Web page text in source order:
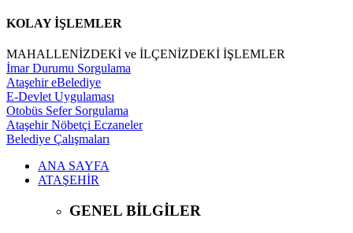
KOLAY İŞLEMLER
MAHALLENİZDEKİ ve İLÇENİZDEKİ İŞLEMLER
İmar Durumu Sorgulama
Ataşehir eBelediye
E-Devlet Uygulaması
Otobüs Sefer Sorgulama
Ataşehir Nöbetçi Eczaneler
Belediye Çalışmaları
ANA SAYFA
ATAŞEHİR
GENEL BİLGİLER